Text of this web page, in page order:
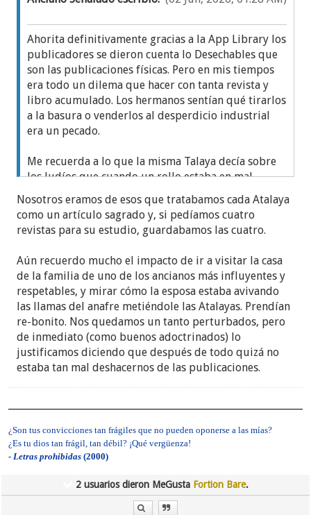
Ahorita definitivamente gracias a la App Library los
publicadores se dieron cuenta lo Desechables que
son las publicaciones físicas. Pero en mis tiempos
era todo un dilema que hacer con tanta revista y
libro acumulado. Los hermanos sentían qué tirarlos
a la basura o venderlos al desperdicio industrial
era un pecado.
Me recuerda a lo que la misma Talaya decía sobre
los Judíos que cuando un rollo estaba en mal
una ceremonia jaja.
Por estos rumbos solo había dos costumbres
a nuevos TJ para que armaran su propia biblioteca.
Nosotros eramos de esos que tratabamos cada Atalaya
como un artículo sagrado y, si pedíamos cuatro
revistas para su estudio, guardabamos las cuatro.
Aún recuerdo mucho el impacto de ir a visitar la casa
de la familia de uno de los ancianos más influyentes y
respetables, y mirar cómo la esposa estaba avivando
las llamas del anafre metiéndole las Atalayas. Prendían
re-bonito. Nos quedamos un tanto perturbados, pero
de inmediato (como buenos adoctrinados) lo
justificamos diciendo que después de todo quizá no
estaba tan mal deshacernos de las publicaciones.
¿Son tus convicciones tan frágiles que no pueden oponerse a las mías?
¿Es tu dios tan frágil, tan débil? ¡Qué vergüenza!
- Letras prohibidas(2000)
2 usuarios dieron MeGusta Fortion Bare.